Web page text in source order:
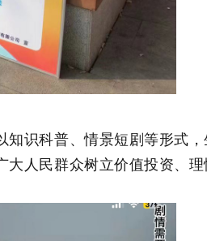
知识科普、情景短剧等形式，
大人民群众树立价值投资、理